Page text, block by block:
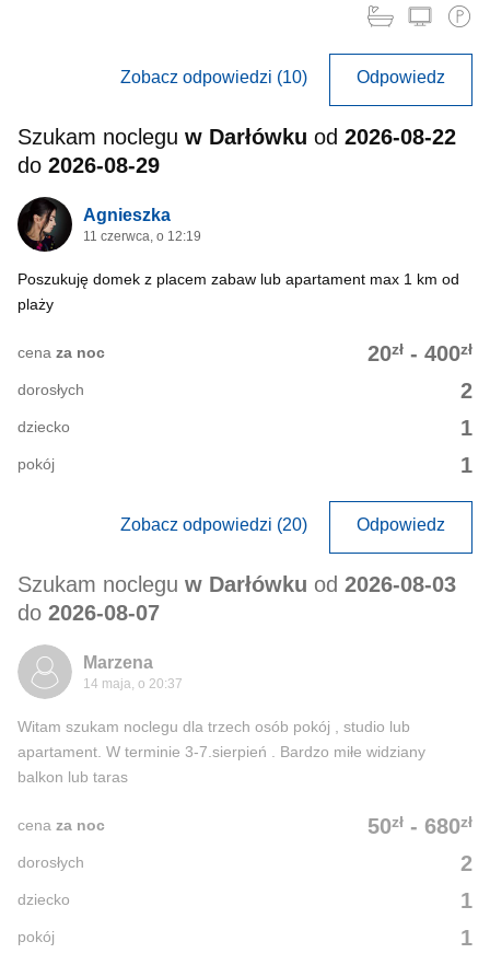
Zobacz odpowiedzi (10) Odpowiedz
Szukam noclegu w Darłówku od 2026-08-22
do 2026-08-29
Agnieszka
11 czerwca, o 12:19
Poszukuję domek z placem zabaw lub apartament max 1 km od
plaży
20zł - 400zł
cena za noc
2
dorosłych
1
dziecko
1
pokój
Zobacz odpowiedzi (20) Odpowiedz
Szukam noclegu w Darłówku od 2026-08-03
do 2026-08-07
Marzena
14 maja, o 20:37
Witam szukam noclegu dla trzech osób pokój , studio lub
apartament. W terminie 3-7.sierpień . Bardzo miłe widziany
balkon lub taras
50zł - 680zł
cena za noc
2
dorosłych
1
dziecko
1
pokój